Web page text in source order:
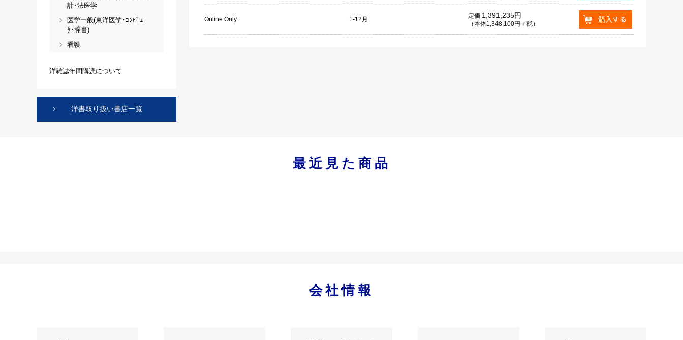
Online Only 1-12月 定価 1,391,235円
（本体1,348,100円＋税）
計･法医学
医学一般(東洋医学･ｺﾝﾋﾟｭｰ
ﾀ･辞書)
看護
洋雑誌年間購読について
洋書取り扱い書店一覧
最近見た商品
会社情報